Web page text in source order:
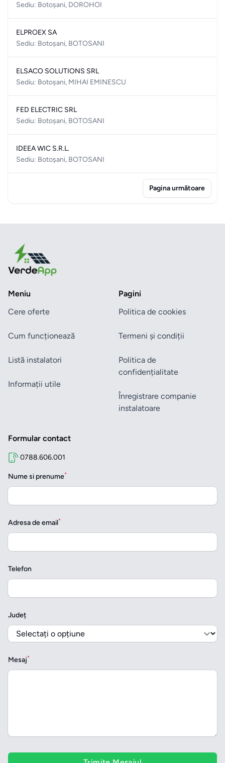
Sediu: Botoșani, DOROHOI
ELPROEX SA
Sediu: Botoșani, BOTOSANI
ELSACO SOLUTIONS SRL
Sediu: Botoșani, MIHAI EMINESCU
FED ELECTRIC SRL
Sediu: Botoșani, BOTOSANI
IDEEA WIC S.R.L.
Sediu: Botoșani, BOTOSANI
Pagina următoare
Meniu
Cere oferte
Cum funcționează
Listă instalatori
Informații utile
Pagini
Politica de cookies
Termeni și condiții
Politica de
confidențialitate
Înregistrare companie
instalatoare
Formular contact
0788.606.001
Nume si prenume*
Adresa de email*
Telefon
Județ
Mesaj*